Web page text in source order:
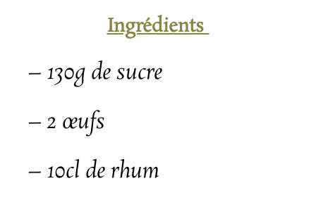
Ingrédients
– 130g de sucre
– 2 œufs
– 10cl de rhum